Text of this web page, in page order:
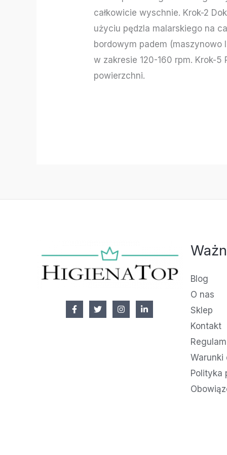
całkowicie wyschnie. Krok-2
użyciu pędzla malarskiego na
bordowym padem (maszynowo
w zakresie 120-160 rpm. Krok-
powierzchni.
Blog
O nas
Sklep
Kontakt
Warunki
Polityka